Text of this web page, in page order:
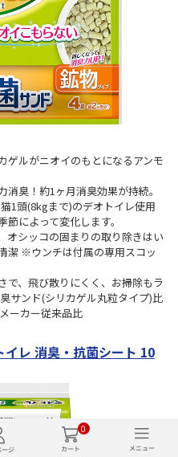
0
ゲルがニオイのもとになるアンモ
臭！約1ヶ月消臭効果が持続。
1頭(8kgまで)のデオトイレ使用
によって変化します。
オシッコの固まりの取り除きはい
潔 ※ウンチは付属の専用スコッ
で、飛び散りにくく、お掃除もラ
サンド(シリカゲル丸粒タイプ)比
ーカー従来品比
イレ 消臭・抗菌シート 10